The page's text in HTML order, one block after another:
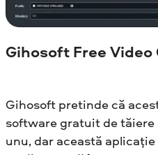
Gihosoft Free
Gihosoft pretinde că
software gratuit de
unu, dar această